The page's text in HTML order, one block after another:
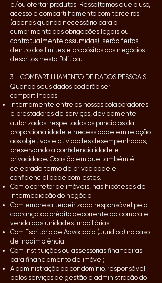
e/ou ofertar produtos. Ressaltamos que o uso,
acesso e compartilhamento com terceiros
(apenas quando necessário para o
cumprimento das obrigações legais ou
contratualmente assumidas), serão feitos
dentro dos limites e propósitos dos negócios
descritos nesta Política.
3 - COMPARTILHAMENTO DE DADOS PESSOAIS
Quando seus dados poderão ser
compartilhados:
Internamente entre os nossos colaboradores
e prestadores de serviços, devidamente
autorizados, respeitados os princípios da
proporcionalidade e necessidade em relação
aos objetivos e atividades desempenhadas,
preservando a confidencialidade e
privacidade. Ocasião em que também é
celebrado termo de privacidade e
confidencialidade com estes.
Com o corretor de imóveis, nas hipóteses de
intermediação do negócio;
Com empresa terceirizada responsável pela
cobrança do crédito decorrente da compra e
venda das unidades imobiliárias;
Com Escritório de Advocacia (Jurídico) no caso
de inadimplência;
Com Instituições ou assessorias financeiras
para financiamento de imóvel;
A administração do condomínio, responsável
pelos serviços de gestão e administração do